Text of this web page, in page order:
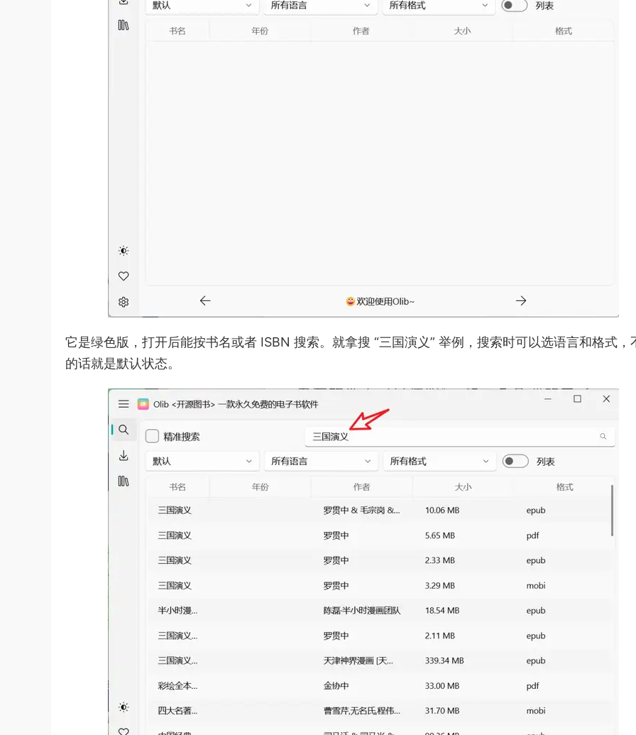
它是绿色版，打开后能按书名或者 ISBN 搜索。就拿搜 “三国演义” 举例，搜索时可以选语言和格式，
的话就是默认状态。